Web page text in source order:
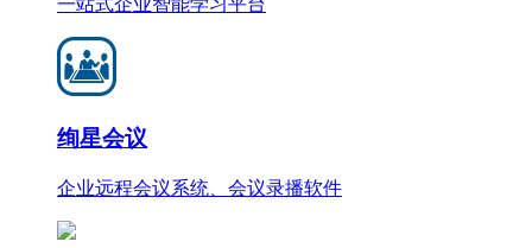
一站式企业智能学习平台
绚星会议
企业远程会议系统、会议录播软件